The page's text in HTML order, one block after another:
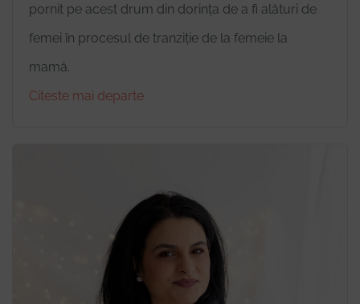
pornit pe acest drum din dorința de a fi alături de
femei în procesul de tranziție de la femeie la
mamă.
Citeste mai departe